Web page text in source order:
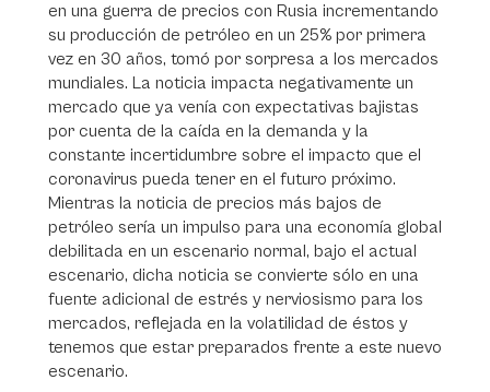
en una guerra de precios con Rusia incrementando
su producción de petróleo en un 25% por primera
vez en 30 años, tomó por sorpresa a los mercados
mundiales. La noticia impacta negativamente un
mercado que ya venía con expectativas bajistas
por cuenta de la caída en la demanda y la
constante incertidumbre sobre el impacto que el
coronavirus pueda tener en el futuro próximo.
Mientras la noticia de precios más bajos de
petróleo sería un impulso para una economía global
debilitada en un escenario normal, bajo el actual
escenario, dicha noticia se convierte sólo en una
fuente adicional de estrés y nerviosismo para los
mercados, reflejada en la volatilidad de éstos y
tenemos que estar preparados frente a este nuevo
escenario.